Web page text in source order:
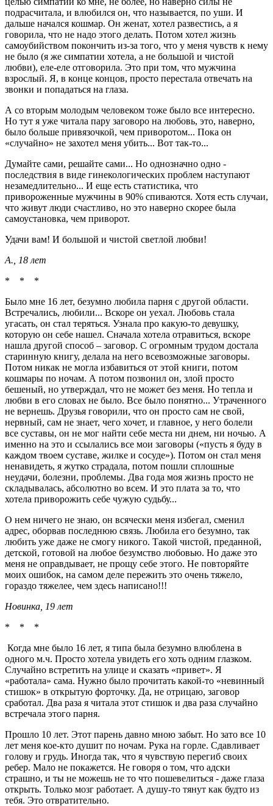
подрасчитала, и влюбился он, что называется, по уши. И
дальше начался кошмар. Он женат, хотел развестись, а я
говорила, что не надо этого делать. Потом хотел жизнь
самоубийством покончить из-за того, что у меня чувств к нему
не было (я же симпатии хотела, а не большой и чистой
любви), еле-еле отговорила. Это при том, что мужчина
взрослый. Я, в конце концов, просто перестала отвечать на
звонки и попадаться на глаза.
А со вторым молодым человеком тоже было все интересно.
Но тут я уже читала пару заговоро на любовь, это, наверно,
было больше привязочкой, чем приворотом... Пока он
«случайно» не захотел меня убить... Вот так-то...
Думайте сами, решайте сами... Но однозначно одно -
последствия в виде гинекологических проблем наступают
незамедлительно... И еще есть статистика, что
привороженные мужчины в 90% спиваются. Хотя есть случаи,
что живут люди счастливо, но это наверно скорее была
самоустановка, чем приворот.
Удачи вам! И большой и чистой светлой любви!
А., 18 лет
* * *
Было мне 16 лет, безумно любила парня с другой области.
Встречались, любили... Вскоре он уехал. Любовь стала
угасать, он стал теряться. Узнала про какую-то девушку,
которую он себе нашел. Сначала хотела отравиться, вскоре
нашла другой способ – заговор. С огромным трудом достала
старинную книгу, делала на него всевозможные заговоры.
Потом никак не могла избавиться от этой книги, потом
кошмары по ночам. А потом позвонил он, злой просто
бешеный, но утверждал, что не может без меня. Но тепла и
любви в его словах не было. Все было понятно... Утраченного
не вернешь. Друзья говорили, что он просто сам не свой,
нервный, сам не знает, чего хочет, и главное, у него болели
все суставы, он не мог найти себе места ни днем, ни ночью. А
именно на это и ссылались все мои заговоры («пусть я буду в
каждом твоем суставе, жилке и сосуде»). Потом он стал меня
ненавидеть, я жутко страдала, потом пошли сплошные
неудачи, болезни, проблемы. Два года моя жизнь просто не
складывалась, абсолютно во всем. И это плата за то, что
хотела приворожить себе чужую судьбу...
О нем ничего не знаю, он всячески меня избегал, сменил
адрес, оборвав последнюю связь. Любила его безумно, так
любить уже даже не смогу никого. Такой чистой, преданной,
детской, готовой на любое безумство любовью. Но даже это
меня не оправдывает, не прощу себе этого. Не повторяйте
моих ошибок, на самом деле пережить это очень тяжело,
гораздо тяжелее, чем здесь написано!!!
Новинка, 19 лет
* * *
Когда мне было 16 лет, я типа была безумно влюблена в
одного м.ч. Просто хотела увидеть его хоть одним глазком.
Случайно встретить на улице и сказать «привет». Я
«работала» сама. Нужно было прочитать какой-то «невинный
стишок» в открытую форточку. Да, не отрицаю, заговор
сработал. Два раза я читала этот стишок и два раза случайно
встречала этого парня.
Прошло 10 лет. Этот парень давно мною забыт. Но зато все 10
лет меня кое-кто душит по ночам. Рука на горле. Сдавливает
голову и грудь. Иногда так, что я чувствую перегиб своих
ребер. Мало не покажется. Не говоря о том, что адски
страшно, и ты не можешь не то что пошевелиться - даже глаза
открыть. Только мозг работает. А душу-то тянут как будто из
тебя. Это отвратительно.